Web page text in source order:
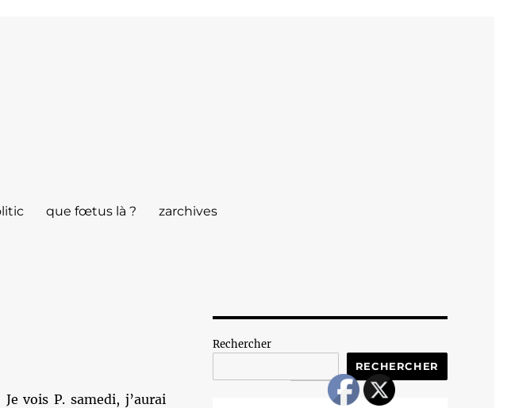
que fœtus là ? zarchives
Je vois P. samedi, j’aurai
Rechercher
RECHERCHER